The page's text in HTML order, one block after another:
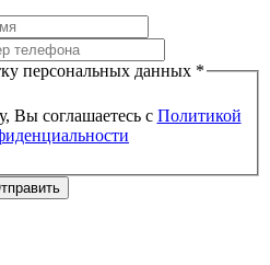
персональных данных *
Вы соглашаетесь с Политикой